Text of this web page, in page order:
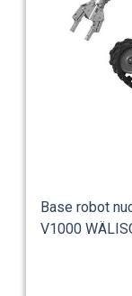
Base robot
V1000